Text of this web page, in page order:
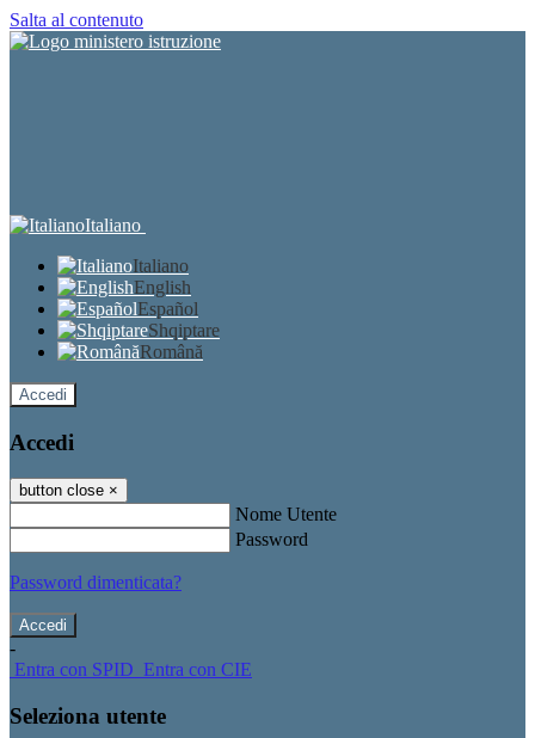
Salta al contenuto
Italiano
Italiano
English
Español
Shqiptare
Română
Accedi
Accedi
button close ×
Nome Utente
Password
Password dimenticata?
-
Entra con SPID Entra con CIE
Seleziona utente